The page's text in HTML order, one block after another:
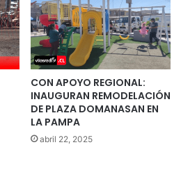
CON APOYO REGIONAL:
INAUGURAN REMODELACIÓN
DE PLAZA DOMANASAN EN
LA PAMPA
abril 22, 2025